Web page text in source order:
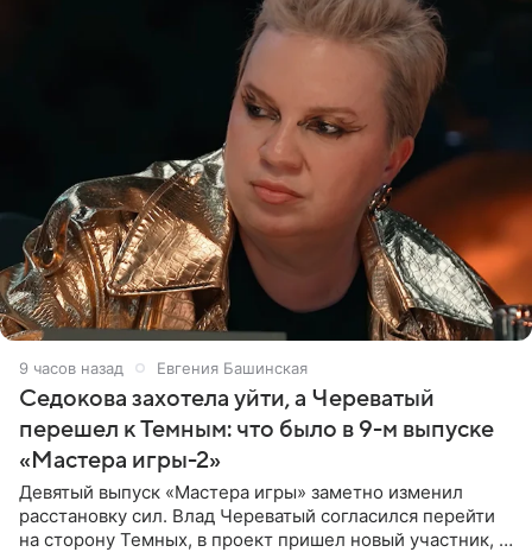
9 часов назад Евгения Башинская
Седокова захотела уйти, а Череватый
перешел к Темным: что было в 9-м выпуске
«Мастера игры-2»
Девятый выпуск «Мастера игры» заметно изменил
расстановку сил. Влад Череватый согласился перейти
на сторону Темных, в проект пришел новый участник, а